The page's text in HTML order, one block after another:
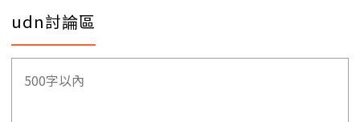
udn討論區